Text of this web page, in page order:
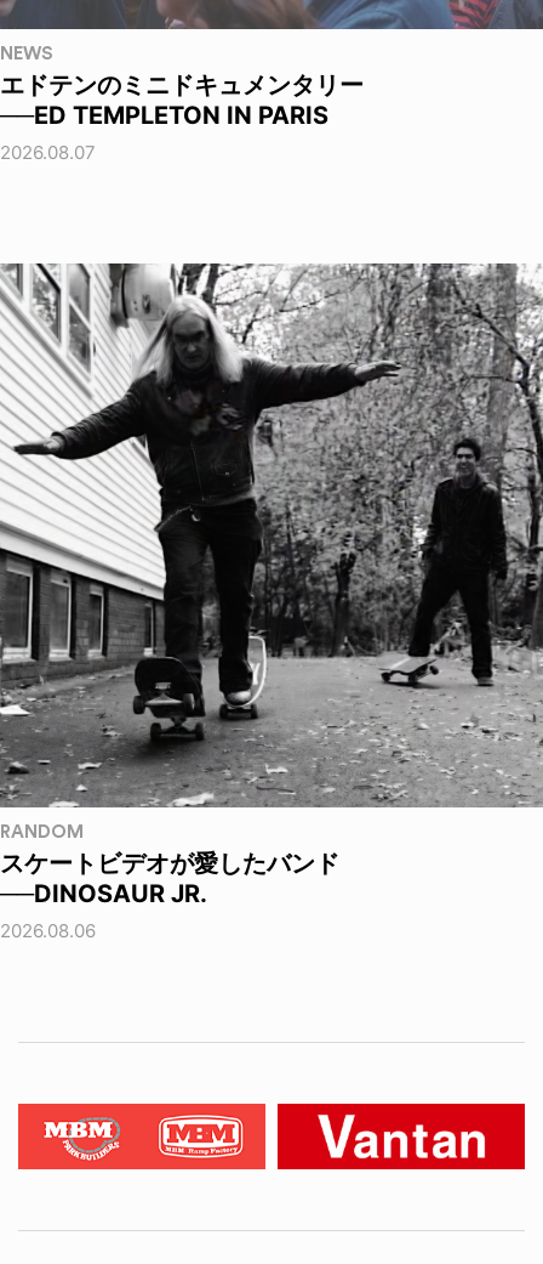
NEWS
エドテンのミニドキュメンタリー
──ED TEMPLETON IN PARIS
2026.08.07
RANDOM
スケートビデオが愛したバンド
──DINOSAUR JR.
2026.08.06